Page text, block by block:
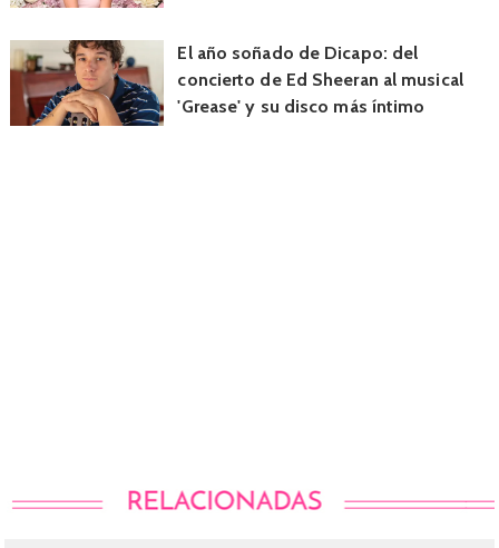
El año soñado de Dicapo: del
concierto de Ed Sheeran al musical
'Grease' y su disco más íntimo